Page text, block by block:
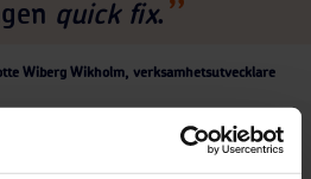
quick fix.
Wiberg Wikholm, verksamhetsutvecklare
för att risker och problem ska